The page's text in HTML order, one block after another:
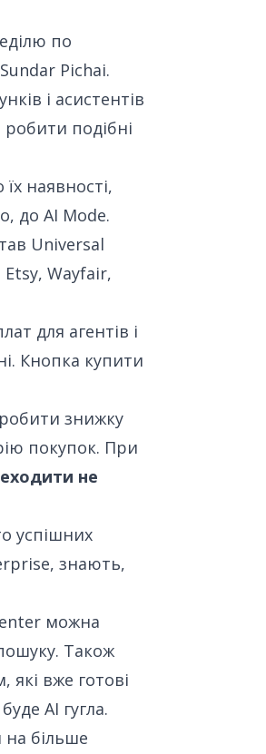
по
Pichai.
і асистентів
подібні
наявності,
до AI Mode.
Universal
Wayfair,
для агентів і
Кнопка купити
робити знижку
покупок. При
не
успішних
знають,
можна
Також
вже готові
AI гугла.
на більше